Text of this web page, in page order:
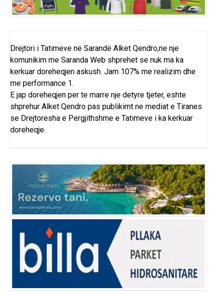
Drejtori i Tatimeve në Sarandë Alket Qendro,ne nje
komunikim me Saranda Web shprehet se nuk ma ka
kerkuar doreheqjen askush. Jam 107% me realizim dhe
me performance 1.
E jap doreheqjen per te marre nje detyre tjeter, eshte
shprehur Alket Qendro pas publikimt ne mediat e Tiranes
se Drejtoresha e Pergjithshme e Tatimeve i ka kerkuar
doreheqje.